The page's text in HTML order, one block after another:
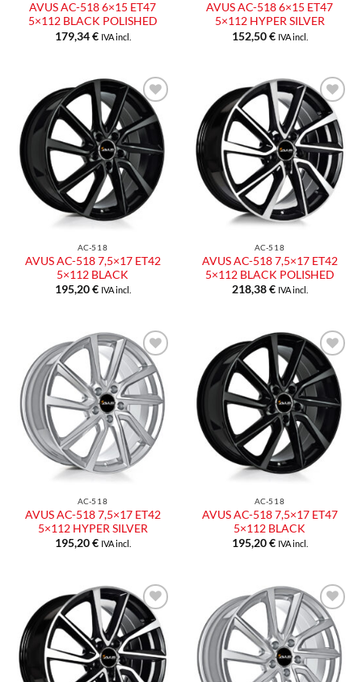
AVUS AC-518 6×15 ET47
5×112 BLACK POLISHED
179,34€ IVA incl.
AVUS AC-518 6×15 ET47
5×112 HYPER SILVER
152,50€ IVA incl.
Aggiungi
alla lista
dei
desideri
AC-518
AVUS AC-518 7,5×17 ET42
5×112 BLACK
195,20€ IVA incl.
Aggiungi
alla lista
dei
desideri
AC-518
AVUS AC-518 7,5×17 ET42
5×112 BLACK POLISHED
218,38€ IVA incl.
Aggiungi
alla lista
dei
desideri
AC-518
AVUS AC-518 7,5×17 ET42
5×112 HYPER SILVER
195,20€ IVA incl.
Aggiungi
alla lista
dei
desideri
AC-518
AVUS AC-518 7,5×17 ET47
5×112 BLACK
195,20€ IVA incl.
Aggiungi
alla lista
dei
desideri
Aggiungi
alla lista
dei
desideri